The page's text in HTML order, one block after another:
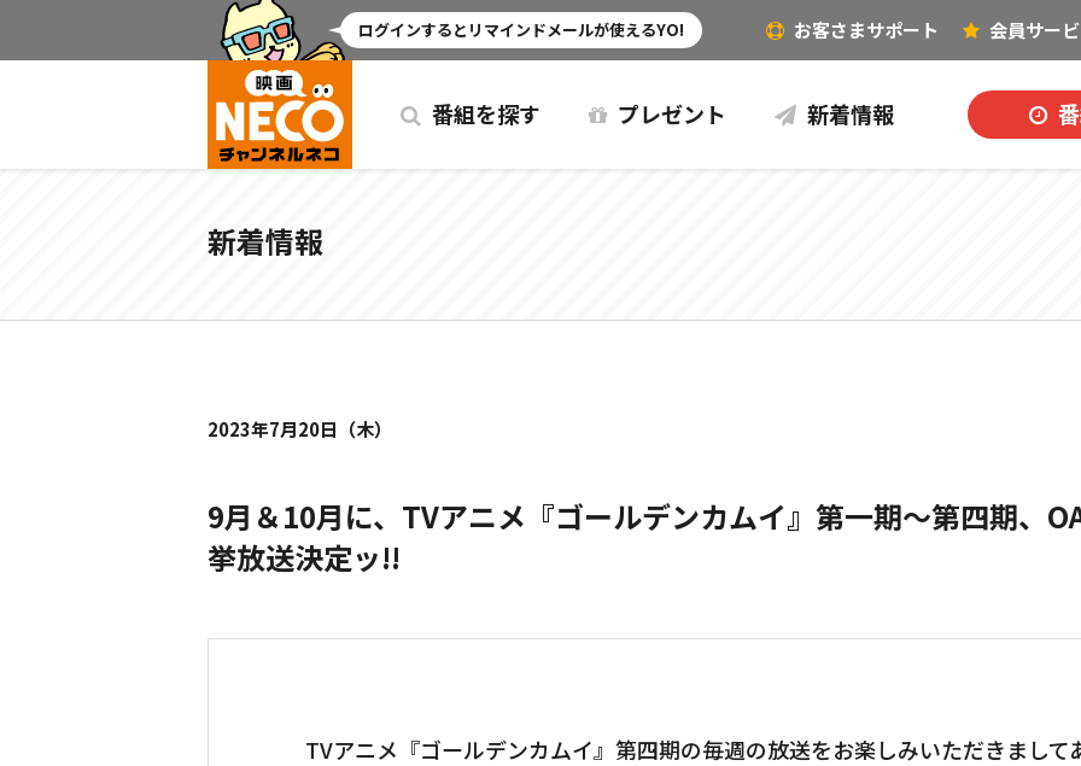
番組を探す プレゼント 新着情報
お客さまサポート 会員サー
ミッドナイト その他（音楽など）
ログインするとリマインドメールが使えるYO!
新着情報
2023年7月20日（木）
9月＆10月に、TVアニメ『ゴールデンカムイ』第一期～第四期、
挙放送決定ッ!!
TVアニメ『ゴールデンカムイ』第四期の毎週の放送をお楽しみいただきまして